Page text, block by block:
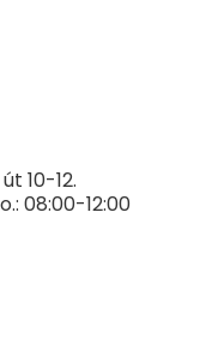
10-12.
08:00-12:00